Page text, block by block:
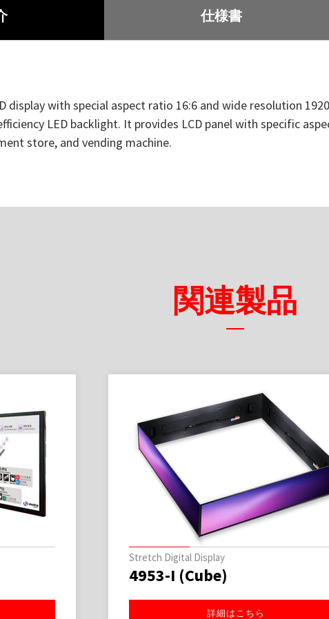
仕様書
display with special aspect ratio 16:6 and wide resolution
LED backlight. It provides LCD panel with specific
store, and vending machine.
関連製品
Stretch Digital Display
4953-I (Cube)
詳細はこちら